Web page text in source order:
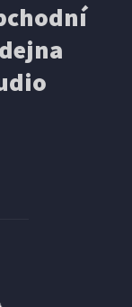
do košíku
do